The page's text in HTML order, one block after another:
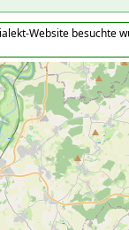
Website besuchte